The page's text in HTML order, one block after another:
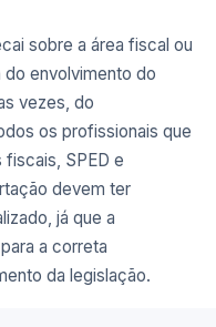
sobre a área fiscal ou
envolvimento do
vezes, do
os profissionais que
SPED e
devem ter
já que a
a correta
da legislação.